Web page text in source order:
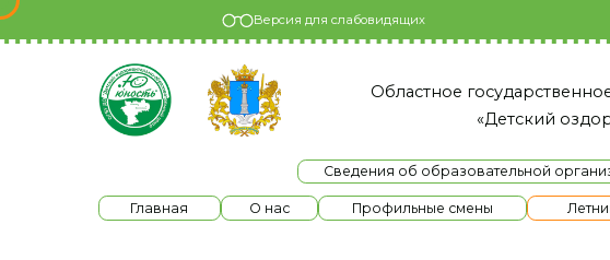
Версия для слабовидящих
Областное государственное
«Детский
Профильные смены Летний отдых